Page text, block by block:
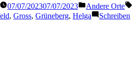
07/07/202307/07/2023
Veröffentlicht
in
Andere Orte
, Gross, Grüneberg, Helga
Schreiben